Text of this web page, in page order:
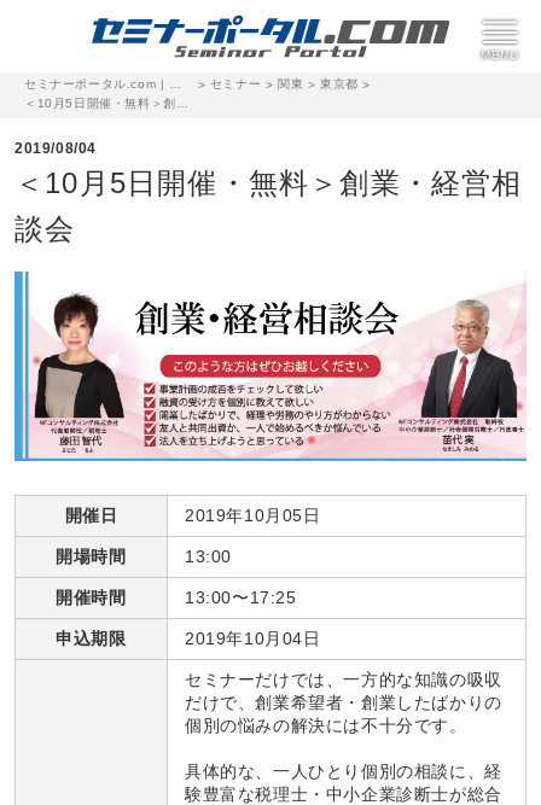
> セミナー > 関東 >東京都 >
2019/08/04
＜10月5日開催・無料＞創業・経営相
談会
開催日 2019年10月05日
開場時間 13:00
開催時間 13:00〜17:25
申込期限 2019年10月04日
セミナーだけでは、一方的な知識の吸収
だけで、創業希望者・創業したばかりの
個別の悩みの解決には不十分です。
具体的な、一人ひとり個別の相談に、経
験豊富な税理士・中小企業診断士が総合